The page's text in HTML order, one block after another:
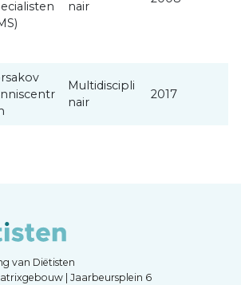
nair
Multidiscipli
nair
2017
van Diëtisten
| Jaarbeursplein 6